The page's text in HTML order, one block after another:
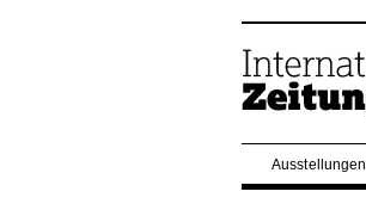
Ausstellungen